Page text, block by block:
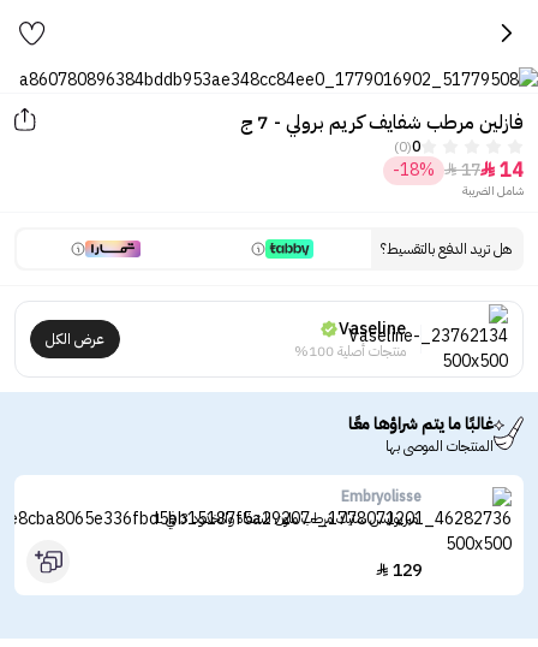
فازلين مرطب شفايف كريم برولي - 7 ج
0
(0)
14

17

-18%
شامل الضريبة
هل تريد الدفع بالتقسيط؟
Vaseline
منتجات أصلية 100%
عرض الكل
غالبًا ما يتم شراؤها معًا
المنتجات الموصى بها
Embryolisse
امبريوليس ستيك مرطب ملون للشفاه والخدود 3 في 1
129
